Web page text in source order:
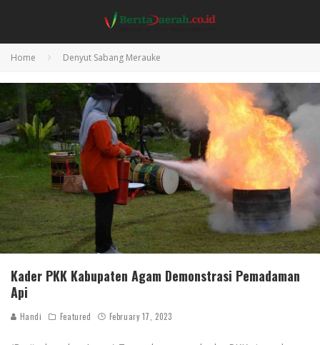
Home Denyut Sabang Merauke
Kader PKK Kabupaten Agam Demonstrasi Pemadaman
Api
Handi Featured February 17, 2023